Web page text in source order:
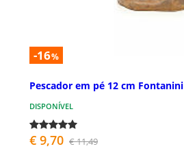
-16%
Pescador em pé 12 cm Fontanini
DISPONÍVEL
€ 9,70 € 11,49